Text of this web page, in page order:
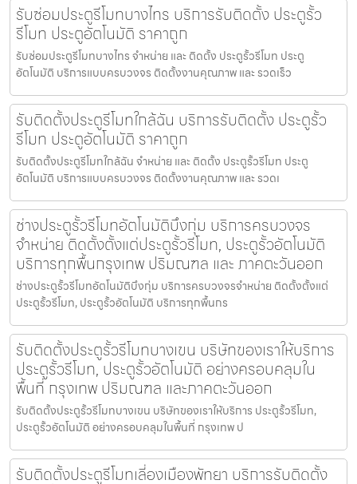
รับซ่อมประตูรีโมทบางไทร บริการรับติดตั้ง ประตูรั้ว
รีโมท ประตูอัตโนมัติ ราคาถูก
รับซ่อมประตูรีโมทบางไทร จำหน่าย และ ติดตั้ง ประตูรั้วรีโมท ประตู
อัตโนมัติ บริการแบบครบวงจร ติดตั้งงานคุณภาพ และ รวดเร็ว
รับติดตั้งประตูรีโมทใกล้ฉัน บริการรับติดตั้ง ประตูรั้ว
รีโมท ประตูอัตโนมัติ ราคาถูก
รับติดตั้งประตูรีโมทใกล้ฉัน จำหน่าย และ ติดตั้ง ประตูรั้วรีโมท ประตู
อัตโนมัติ บริการแบบครบวงจร ติดตั้งงานคุณภาพ และ รวดเ
ช่างประตูรั้วรีโมทอัตโนมัติบึงกุ่ม บริการครบวงจร
จำหน่าย ติดตั้งตั้งแต่ประตูรั้วรีโมท, ประตูรั้วอัตโนมัติ
บริการทุกพื้นกรุงเทพ ปริมณฑล และ ภาคตะวันออก
ช่างประตูรั้วรีโมทอัตโนมัติบึงกุ่ม บริการครบวงจรจำหน่าย ติดตั้งตั้งแต่
ประตูรั้วรีโมท, ประตูรั้วอัตโนมัติ บริการทุกพื้นกร
รับติดตั้งประตูรั้วรีโมทบางเขน บริษัทของเราให้บริการ
ประตูรั้วรีโมท, ประตูรั้วอัตโนมัติ อย่างครอบคลุมใน
พื้นที่ กรุงเทพ ปริมณฑล และภาคตะวันออก
รับติดตั้งประตูรั้วรีโมทบางเขน บริษัทของเราให้บริการ ประตูรั้วรีโมท,
ประตูรั้วอัตโนมัติ อย่างครอบคลุมในพื้นที่ กรุงเทพ ป
รับติดตั้งประตูรีโมทเลี่องเมืองพัทยา บริการรับติดตั้ง